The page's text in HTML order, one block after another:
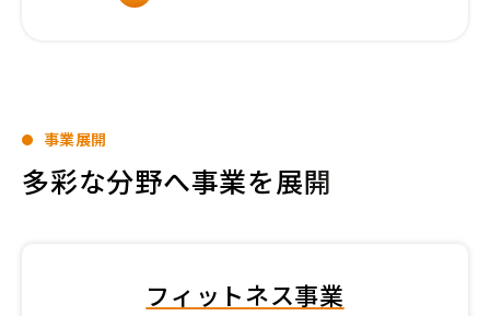
事業展開
多彩な分野へ事業を展開
フィットネス事業